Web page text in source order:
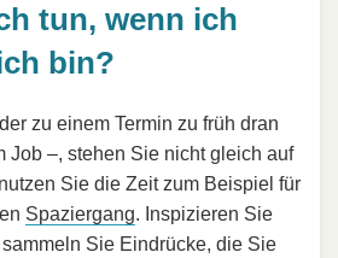
tun, wenn ich
bin?
zu einem Termin zu früh dran
Job –, stehen Sie nicht gleich auf
Sie die Zeit zum Beispiel für
Spaziergang. Inspizieren Sie
Sie Eindrücke, die Sie